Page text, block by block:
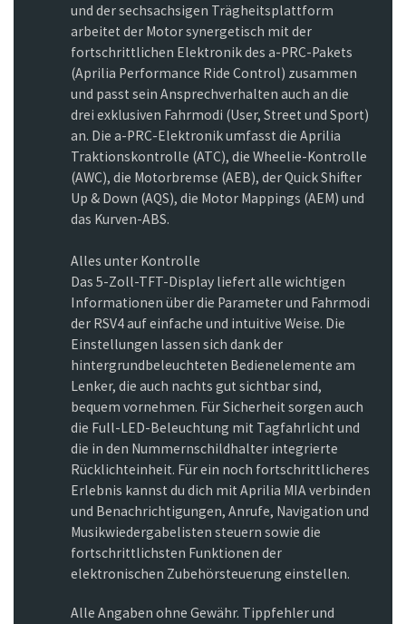
und der sechsachsigen Trägheitsplattform
arbeitet der Motor synergetisch mit der
fortschrittlichen Elektronik des a-PRC-Pakets
(Aprilia Performance Ride Control) zusammen
und passt sein Ansprechverhalten auch an die
drei exklusiven Fahrmodi (User, Street und Sport)
an. Die a-PRC-Elektronik umfasst die Aprilia
Traktionskontrolle (ATC), die Wheelie-Kontrolle
(AWC), die Motorbremse (AEB), der Quick Shifter
Up & Down (AQS), die Motor Mappings (AEM) und
das Kurven-ABS.
Alles unter Kontrolle
Das 5-Zoll-TFT-Display liefert alle wichtigen
Informationen über die Parameter und Fahrmodi
der RSV4 auf einfache und intuitive Weise. Die
Einstellungen lassen sich dank der
hintergrundbeleuchteten Bedienelemente am
Lenker, die auch nachts gut sichtbar sind,
bequem vornehmen. Für Sicherheit sorgen auch
die Full-LED-Beleuchtung mit Tagfahrlicht und
die in den Nummernschildhalter integrierte
Rücklichteinheit. Für ein noch fortschrittlicheres
Erlebnis kannst du dich mit Aprilia MIA verbinden
und Benachrichtigungen, Anrufe, Navigation und
Musikwiedergabelisten steuern sowie die
fortschrittlichsten Funktionen der
elektronischen Zubehörsteuerung einstellen.
Alle Angaben ohne Gewähr. Tippfehler und